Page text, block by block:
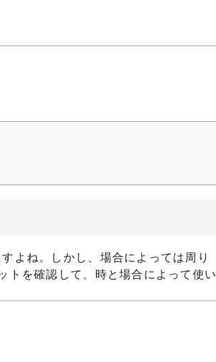
よね。しかし、場合によっては周り
トを確認して、時と場合によって使い